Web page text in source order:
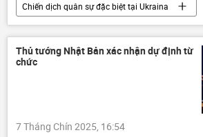
Chiến dịch quân sự đặc biệt tại Ukraina
Nga
Bộ Quốc phòng Nga
Cuộc khủng hoảng ở Ukraina
Thế giới
Quân sự
Thủ tướng Nhật Bản xác nhận dự định từ
chức
7 Tháng Chín 2025, 16:54